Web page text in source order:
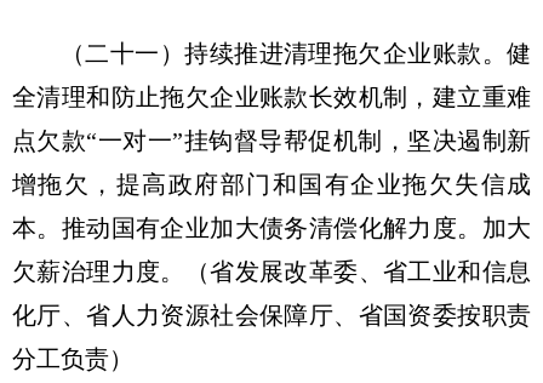
（二十一）持续推进清理拖欠企业账款。 健
全清理和防止拖欠企业账款长效机制，建立重难
点欠款“一对一”挂钩督导帮促机制，坚决遏制新
增拖欠，提高政府部门和国有企业拖欠失信成
本。推动国有企业加大债务清偿化解力度。加大
欠薪治理力度。
（省发展改革委、省工业和信息
化厅、省人力资源社会保障厅、省国资委按职责
分工负责）